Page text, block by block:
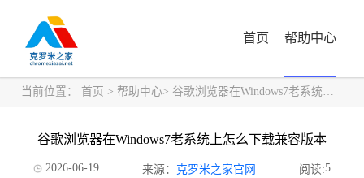
首页 帮助中心
当前位置： 首页 > 帮助中心> 谷歌浏览器在Windows7老系统上怎么下载兼容版本
谷歌浏览器在Windows7老系统上怎么下载兼容版本
2026-06-19 来源： 克罗米之家官网 阅读:5